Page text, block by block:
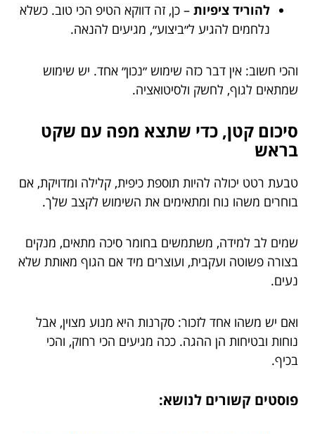
להוריד ציפיות – כן, זה דווקא הטיפ הכי טוב. כשלא
נלחמים להגיע ל״ביצוע״, מגיעים להנאה.
והכי חשוב: אין דבר כזה שימוש ״נכון״ אחד. יש שימוש
שמתאים לגוף, לחשק ולסיטואציה.
סיכום קטן, כדי שתצא מפה עם שקט
בראש
טבעת רטט יכולה להיות תוספת כיפית, קלילה ומדויקת, אם
בוחרים משהו נוח ומתאימים את השימוש לקצב שלך.
שמים לב למידה, משתמשים בחומר סיכה מתאים, מנקים
בצורה פשוטה ועקבית, ועוצרים מיד אם הגוף מאותת שלא
נעים.
ואם יש משהו אחד לזכור: סקרנות היא מנוע מצוין, אבל
נוחות ובטיחות הן ההגה. ככה מגיעים הכי רחוק, והכי
בכיף.
פוסטים קשורים לנושא: